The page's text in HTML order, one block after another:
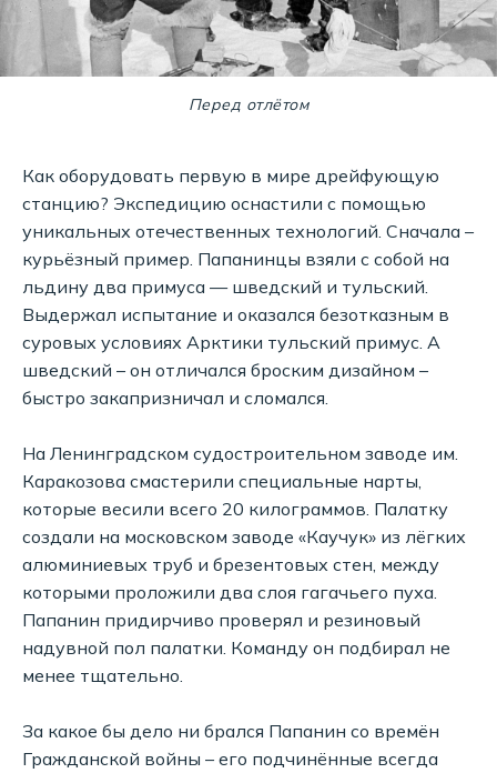
Перед отлётом
Как оборудовать первую в мире дрейфующую
станцию? Экспедицию оснастили с помощью
уникальных отечественных технологий. Сначала –
курьёзный пример. Папанинцы взяли с собой на
льдину два примуса — шведский и тульский.
Выдержал испытание и оказался безотказным в
суровых условиях Арктики тульский примус. А
шведский – он отличался броским дизайном –
быстро закапризничал и сломался.
На Ленинградском судостроительном заводе им.
Каракозова смастерили специальные нарты,
которые весили всего 20 килограммов. Палатку
создали на московском заводе «Каучук» из лёгких
алюминиевых труб и брезентовых стен, между
которыми проложили два слоя гагачьего пуха.
Папанин придирчиво проверял и резиновый
надувной пол палатки. Команду он подбирал не
менее тщательно.
За какое бы дело ни брался Папанин со времён
Гражданской войны – его подчинённые всегда